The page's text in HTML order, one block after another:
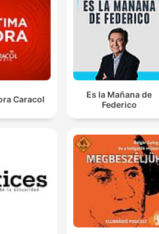
Caracol
Es la Mañana de
Federico